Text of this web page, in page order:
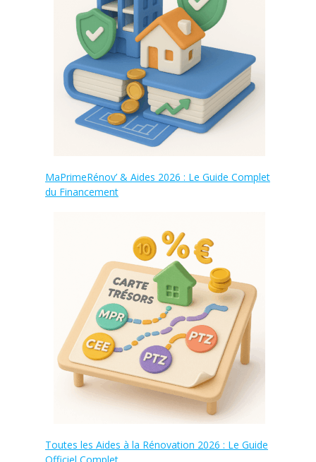
MaPrimeRénov’ & Aides 2026 : Le Guide Complet
du Financement
Toutes les Aides à la Rénovation 2026 : Le Guide